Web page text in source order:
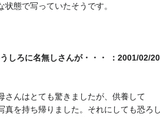
状態で写っていたそうです。
しろに名無しさんが・・・ ：2001/02/
さんはとても驚きましたが、供養して
真を持ち帰りました。それにしても恐ろ